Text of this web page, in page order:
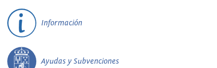
Información
Ayudas y Subvenciones